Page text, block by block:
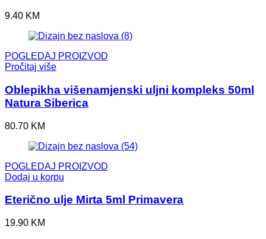
9.40 KM
POGLEDAJ PROIZVOD
Pročitaj više
Oblepikha višenamjenski uljni kompleks 50ml
Natura Siberica
80.70 KM
POGLEDAJ PROIZVOD
Dodaj u korpu
Eterično ulje Mirta 5ml Primavera
19.90 KM